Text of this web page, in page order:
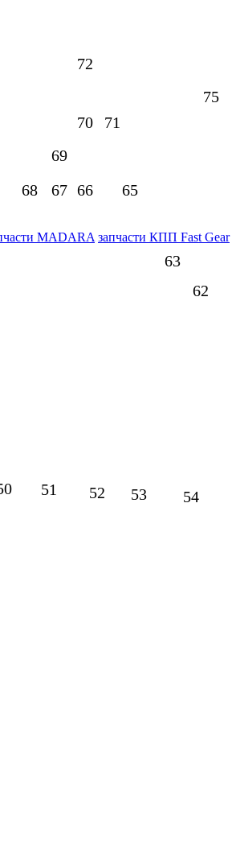
MADARA запчасти КПП Fast Gear
54
53
52
51
66
75
72
71
70
69
68
67
65
63
62